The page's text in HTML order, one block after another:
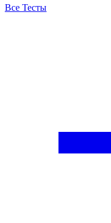
Все Тесты